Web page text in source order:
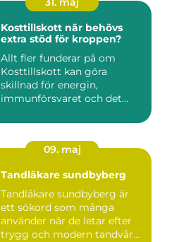
Kosttillskott när behövs
extra stöd för kroppen?
Allt fler funderar på om
Kosttillskott kan göra
skillnad för energin,
immunförsvaret och det
09. maj
Tandläkare sundbyberg
Tandläkare sundbyberg är
ett sökord som många
använder när de letar efter
trygg och modern tandvård